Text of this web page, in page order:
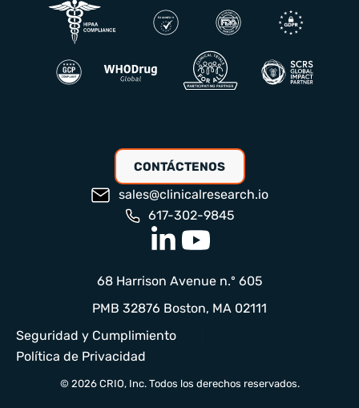
CONTÁCTENOS
sales@clinicalresearch.io
617-302-9845
Seguridad y Cumplimiento
Política de Privacidad
© 2026 CRIO, Inc. Todos los derechos reservados.
68 Harrison Avenue n.º 605
PMB 32876 Boston, MA 02111